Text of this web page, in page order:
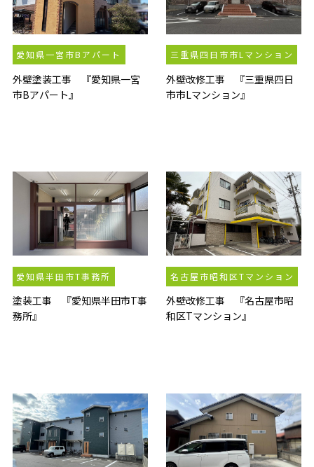
愛知県一宮市Bアパート
外壁塗装工事 『愛知県一宮
市Bアパート』
三重県四日市市Lマンション
外壁改修工事 『三重県四日
市市Lマンション』
愛知県半田市T事務所
塗装工事 『愛知県半田市T事
務所』
名古屋市昭和区Tマンション
外壁改修工事 『名古屋市昭
和区Tマンション』